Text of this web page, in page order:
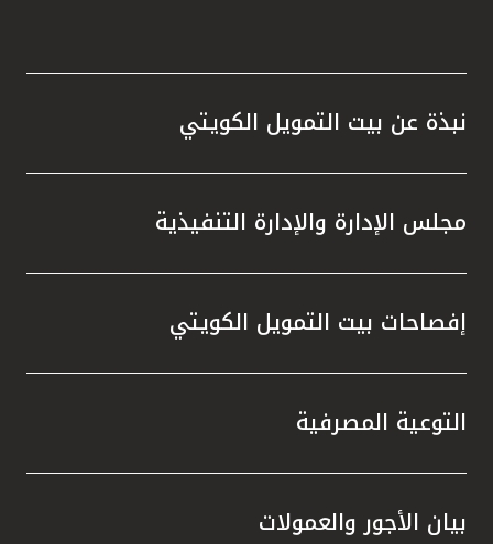
نبذة عن بيت التمويل الكويتي
مجلس الإدارة والإدارة التنفيذية
إفصاحات بيت التمويل الكويتي
التوعية المصرفية
بيان الأجور والعمولات